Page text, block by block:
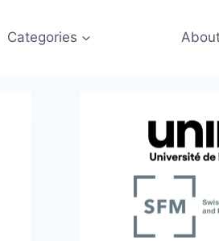
Categories